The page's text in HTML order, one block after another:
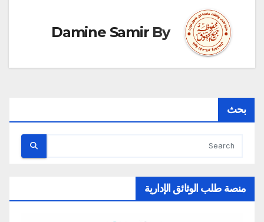
By
Damine Samir
بحث
منصة طلب الوثائق الإدارية